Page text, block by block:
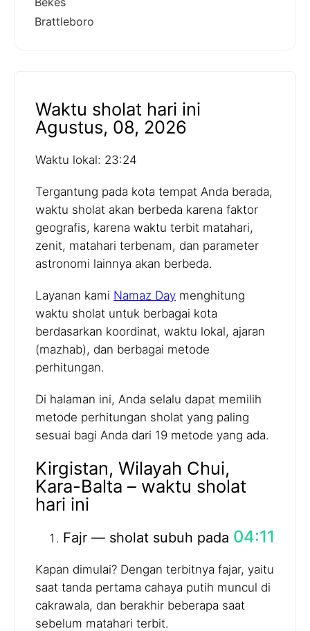
Brattleboro
Waktu sholat hari ini
Agustus, 08, 2026
Waktu lokal: 23:24
Tergantung pada kota tempat Anda berada,
waktu sholat akan berbeda karena faktor
geografis, karena waktu terbit matahari,
zenit, matahari terbenam, dan parameter
astronomi lainnya akan berbeda.
Layanan kami Namaz Day menghitung
waktu sholat untuk berbagai kota
berdasarkan koordinat, waktu lokal, ajaran
(mazhab), dan berbagai metode
perhitungan.
Di halaman ini, Anda selalu dapat memilih
metode perhitungan sholat yang paling
sesuai bagi Anda dari 19 metode yang ada.
Kirgistan, Wilayah Chui,
Kara-Balta – waktu sholat
hari ini
Fajr — sholat subuh pada 04:11
Kapan dimulai? Dengan terbitnya fajar, yaitu
saat tanda pertama cahaya putih muncul di
cakrawala, dan berakhir beberapa saat
sebelum matahari terbit.